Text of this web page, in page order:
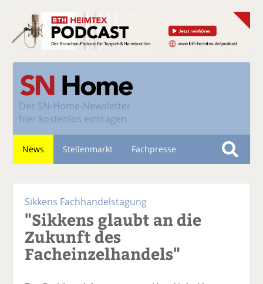
Der SN-Home-Newsletter
hier kostenlos eintragen
News Stellenmarkt Fachpresse
S
Sikkens Fachhandelstagung
"Sikkens glaubt an die
Zukunft des
Facheinzelhandels"